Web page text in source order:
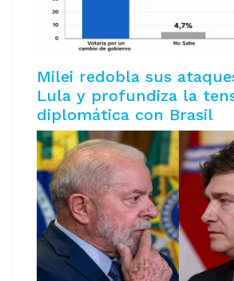
Milei redobla sus
Lula y profundiza la
diplomática con Brasil